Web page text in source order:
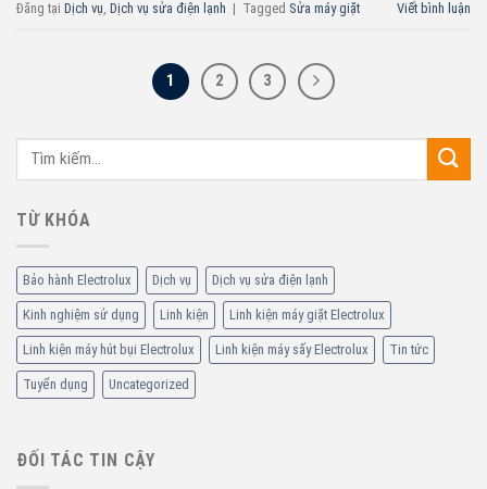
Đăng tại Dịch vụ, Dịch vụ sửa điện lạnh | Tagged Sửa máy giặt Viết bình luận
1 2 3
TỪ KHÓA
Bảo hành Electrolux Dịch vụ Dịch vụ sửa điện lạnh
Kinh nghiệm sử dụng Linh kiện Linh kiện máy giặt Electrolux
Linh kiện máy hút bụi Electrolux Linh kiện máy sấy Electrolux Tin tức
Tuyển dụng Uncategorized
ĐỐI TÁC TIN CẬY